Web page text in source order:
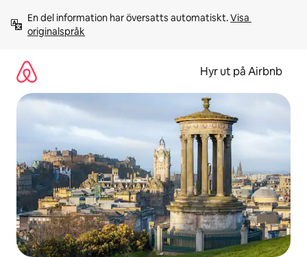
innehåll
En del information har översatts automatiskt. Visa
originalspråk
Hyr ut på Airbnb